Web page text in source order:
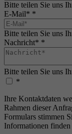
Bitte teilen Sie uns
E-Mail* *
Bitte teilen Sie uns
Nachricht* *
Bitte teilen Sie uns
*
Ihre Kontaktdaten
Rahmen dieser
Formulars stimmen
Informationen finden